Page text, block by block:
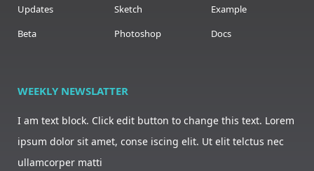
Updates
Beta
Sketch
Photoshop
Example
Docs
WEEKLY NEWSLATTER
I am text block. Click edit button to change this text. Lorem
ipsum dolor sit amet, conse iscing elit. Ut elit telctus nec
ullamcorper matti